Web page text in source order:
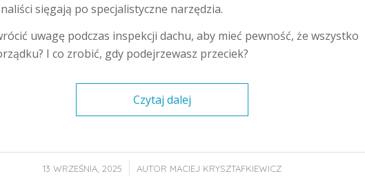
sięgają po specjalistyczne narzędzia.
uwagę podczas inspekcji dachu, aby mieć pewność, że wszystko
I co zrobić, gdy podejrzewasz przeciek?
Czytaj dalej
13 WRZEŚNIA, 2025
/ AUTOR MACIEJ KRYSZTAFKIEWICZ